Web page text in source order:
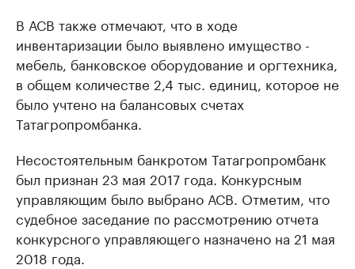
В АСВ также отмечают, что в ходе
инвентаризации было выявлено имущество -
мебель, банковское оборудование и оргтехника,
в общем количестве 2,4 тыс. единиц, которое не
было учтено на балансовых счетах
Татагропромбанка.
Несостоятельным банкротом Татагропромбанк
был признан 23 мая 2017 года. Конкурсным
управляющим было выбрано АСВ. Отметим, что
судебное заседание по рассмотрению отчета
конкурсного управляющего назначено на 21 мая
2018 года.